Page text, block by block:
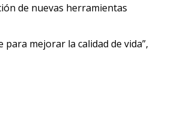
de nuevas herramientas
mejorar la calidad de vida”,